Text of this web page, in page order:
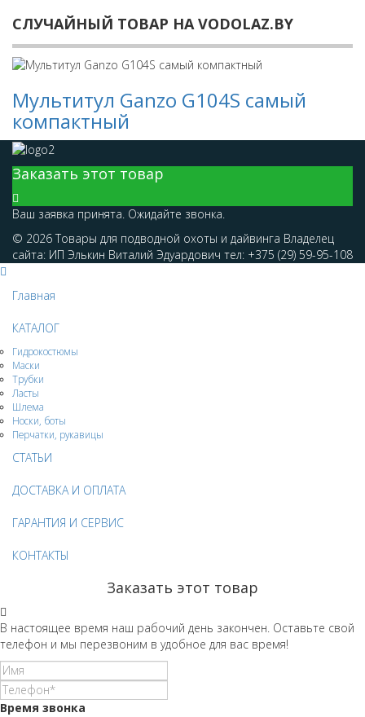
СЛУЧАЙНЫЙ ТОВАР НА VODOLAZ.BY
Мультитул Ganzo G104S самый
компактный
Заказать этот товар
Ваш заявка принята. Ожидайте звонка.
© 2026 Товары для подводной охоты и дайвинга Владелец
сайта: ИП Элькин Виталий Эдуардович тел: +375 (29) 59-95-108
Главная
КАТАЛОГ
Гидрокостюмы
Маски
Трубки
Ласты
Шлема
Носки, боты
Перчатки, рукавицы
СТАТЬИ
ДОСТАВКА И ОПЛАТА
ГАРАНТИЯ И СЕРВИС
КОНТАКТЫ
Заказать этот товар
В настоящее время наш рабочий день закончен. Оставьте свой
телефон и мы перезвоним в удобное для вас время!
Время звонка